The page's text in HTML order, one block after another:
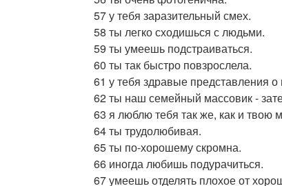
57 у тебя заразительный смех.
58 ты легко сходишься с людьми.
59 ты умеешь подстраиваться.
60 ты так быстро повзрослела.
61 у тебя здравые представления
62 ты наш семейный массовик -
63 я люблю тебя так же, как и твою
64 ты трудолюбивая.
65 ты по-хорошему скромна.
66 иногда любишь подурачиться.
67 умеешь отделять плохое от